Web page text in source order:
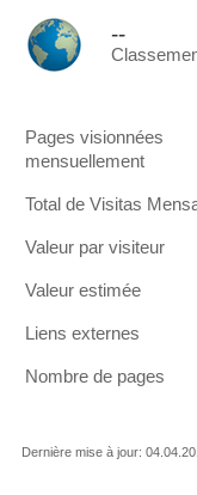
--
Pages visionnées
mensuellement
Total de Visitas
Valeur par visiteur
Valeur estimée
Liens externes
Nombre de pages
Dernière mise à jour: